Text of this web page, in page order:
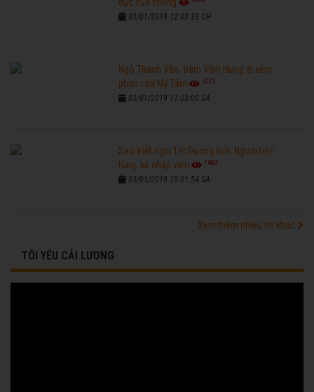
03/01/2019 12:03:33 CH
Ngô Thanh Vân, Đàm Vĩnh Hưng đi xem
phim của Mỹ Tâm
6272
03/01/2019 11:03:00 SA
Sao Việt nghỉ Tết Dương lịch: Người tiệc
tùng, kẻ nhập viện
7683
03/01/2019 10:01:54 SA
Xem thêm nhiều tin khác
TÔI YÊU CẢI LƯƠNG